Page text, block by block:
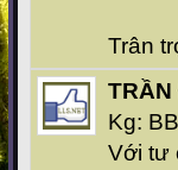
Trân
Kg:
Với tư